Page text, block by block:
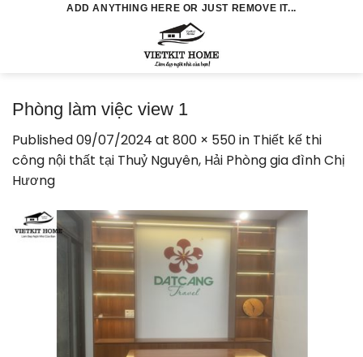
ADD ANYTHING HERE OR JUST REMOVE IT...
Phòng làm việc view 1
Published09/07/2024 at 800 × 550in Thiết kế thi
công nội thất tại Thuỷ Nguyên, Hải Phòng gia đình Chị
Hương